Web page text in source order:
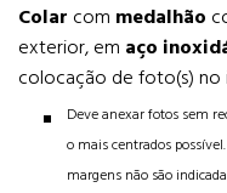
Colar com medalhão
exterior, em aço
colocação de foto(s)
Deve anexar fotos sem
o mais centrados
margens não são